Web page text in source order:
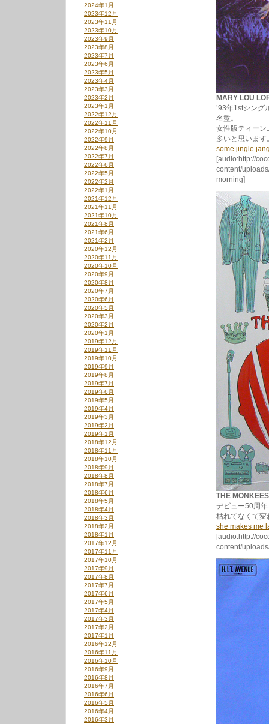
MARY LOU
’93年1stシング
名盤。
女性版ティーン
多いと思います
some jingle
[audio:http://
content/
morning]
THE
デビュー50周
枯れてなくて変
she makes me
[audio:http://
content/
2024年1月
2023年12月
2023年11月
2023年10月
2023年9月
2023年8月
2023年7月
2023年6月
2023年5月
2023年4月
2023年3月
2023年2月
2023年1月
2022年12月
2022年11月
2022年10月
2022年9月
2022年8月
2022年7月
2022年6月
2022年5月
2022年2月
2022年1月
2021年12月
2021年11月
2021年10月
2021年8月
2021年6月
2021年2月
2020年12月
2020年11月
2020年10月
2020年9月
2020年8月
2020年7月
2020年6月
2020年5月
2020年3月
2020年2月
2020年1月
2019年12月
2019年11月
2019年10月
2019年9月
2019年8月
2019年7月
2019年6月
2019年5月
2019年4月
2019年3月
2019年2月
2019年1月
2018年12月
2018年11月
2018年10月
2018年9月
2018年8月
2018年7月
2018年6月
2018年5月
2018年4月
2018年3月
2018年2月
2018年1月
2017年12月
2017年11月
2017年10月
2017年9月
2017年8月
2017年7月
2017年6月
2017年5月
2017年4月
2017年3月
2017年2月
2017年1月
2016年12月
2016年11月
2016年10月
2016年9月
2016年8月
2016年7月
2016年6月
2016年5月
2016年4月
2016年3月